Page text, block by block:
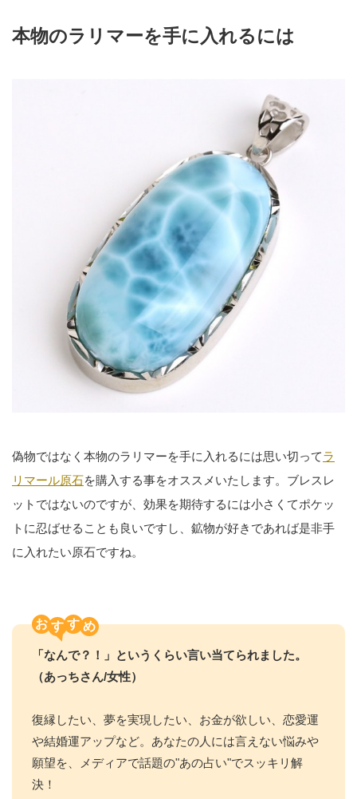
本物のラリマーを手に入れるには
偽物ではなく本物のラリマーを手に入れるには思い切ってラ
リマール原石を購入する事をオススメいたします。ブレスレ
ットではないのですが、効果を期待するには小さくてポケッ
トに忍ばせることも良いですし、鉱物が好きであれば是非手
に入れたい原石ですね。
お す
「なんで？！」というくらい言い当てられました。
（あっちさん/女性）
復縁したい、夢を実現したい、お金が欲しい、恋愛運
や結婚運アップなど。あなたの人には言えない悩みや
願望を、メディアで話題の"あの占い"でスッキリ解
決！